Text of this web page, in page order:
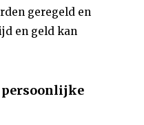
geregeld en
en geld kan